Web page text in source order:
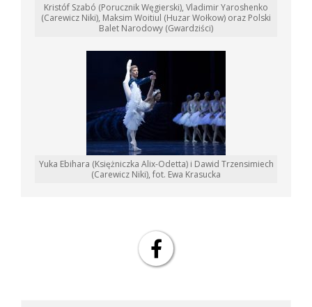
Kristóf Szabó (Porucznik Węgierski), Vladimir Yaroshenko
(Carewicz Niki), Maksim Woitiul (Huzar Wołkow) oraz Polski
Balet Narodowy (Gwardziści)
Yuka Ebihara (Księżniczka Alix-Odetta) i Dawid Trzensimiech
(Carewicz Niki), fot. Ewa Krasucka